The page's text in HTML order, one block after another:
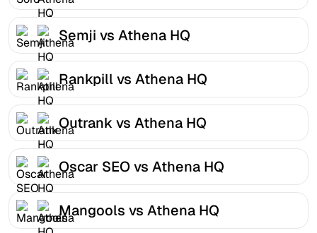
Semji vs Athena HQ
Rankpill vs Athena HQ
Outrank vs Athena HQ
Oscar SEO vs Athena HQ
Mangools vs Athena HQ